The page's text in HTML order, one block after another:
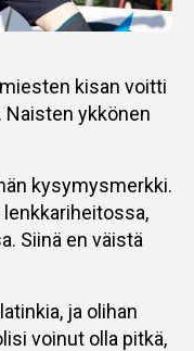
kisan voitti
Naisten ykkönen
kysymysmerkki.
Siinä en väistä
ja olihan
voinut olla pitkä,